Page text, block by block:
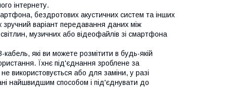
інтернету.
бездротових акустичних систем та інших
варіант передавання даних між
музичних або відеофайлів зі смартфона
які ви можете розмітити в будь-якій
Їхнє під'єднання зроблене за
використовується або для заміни, у разі
найшвидшим способом і під'єднувати до